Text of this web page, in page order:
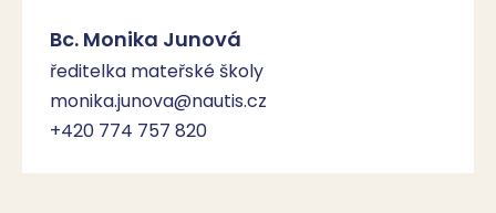
Bc. Monika Junová
ředitelka mateřské školy
monika.junova@nautis.cz
+420 774 757 820